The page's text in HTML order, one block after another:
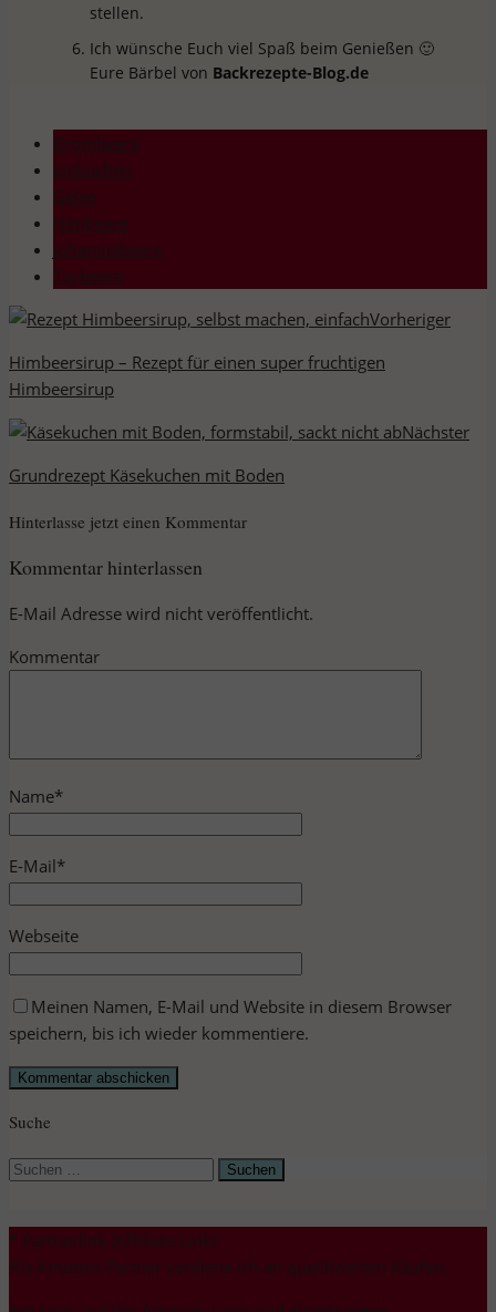
stellen.
Ich wünsche Euch viel Spaß beim Genießen 🙂
Eure Bärbel von Backrezepte-Blog.de
Brombeere
einkochen
Gelee
Himbeere
Johannisbeere
Taybeere
Vorheriger
Himbeersirup – Rezept für einen super fruchtigen
Himbeersirup
Nächster
Grundrezept Käsekuchen mit Boden
Hinterlasse jetzt einen Kommentar
Kommentar hinterlassen
E-Mail Adresse wird nicht veröffentlicht.
Kommentar
Name*
E-Mail*
Webseite
Meinen Namen, E-Mail und Website in diesem Browser
speichern, bis ich wieder kommentiere.
Suche
Suchen
* Partnerlink (Affiliate-Link)
Als Amazon-Partner verdiene ich an qualifizierten Käufen.